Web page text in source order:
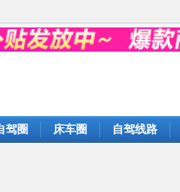
驾圈 床车圈 自驾线路